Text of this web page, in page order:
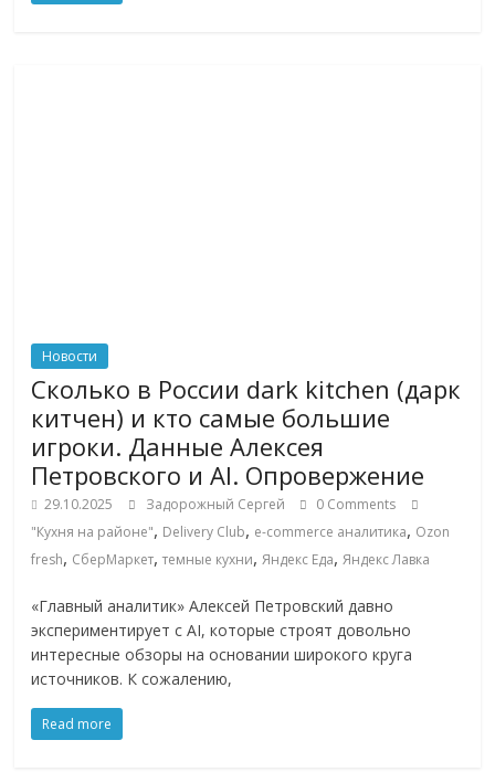
Новости
Сколько в России dark kitchen (дарк
китчен) и кто самые большие
игроки. Данные Алексея
Петровского и AI. Опровержение
29.10.2025 Задорожный Сергей
0 Comments
"Кухня на районе", Delivery Club, e-commerce аналитика, Ozon
fresh, СберМаркет,темные кухни,Яндекс Еда,Яндекс Лавка
«Главный аналитик» Алексей Петровский давно
экспериментирует с AI, которые строят довольно
интересные обзоры на основании широкого круга
источников. К сожалению,
Read more